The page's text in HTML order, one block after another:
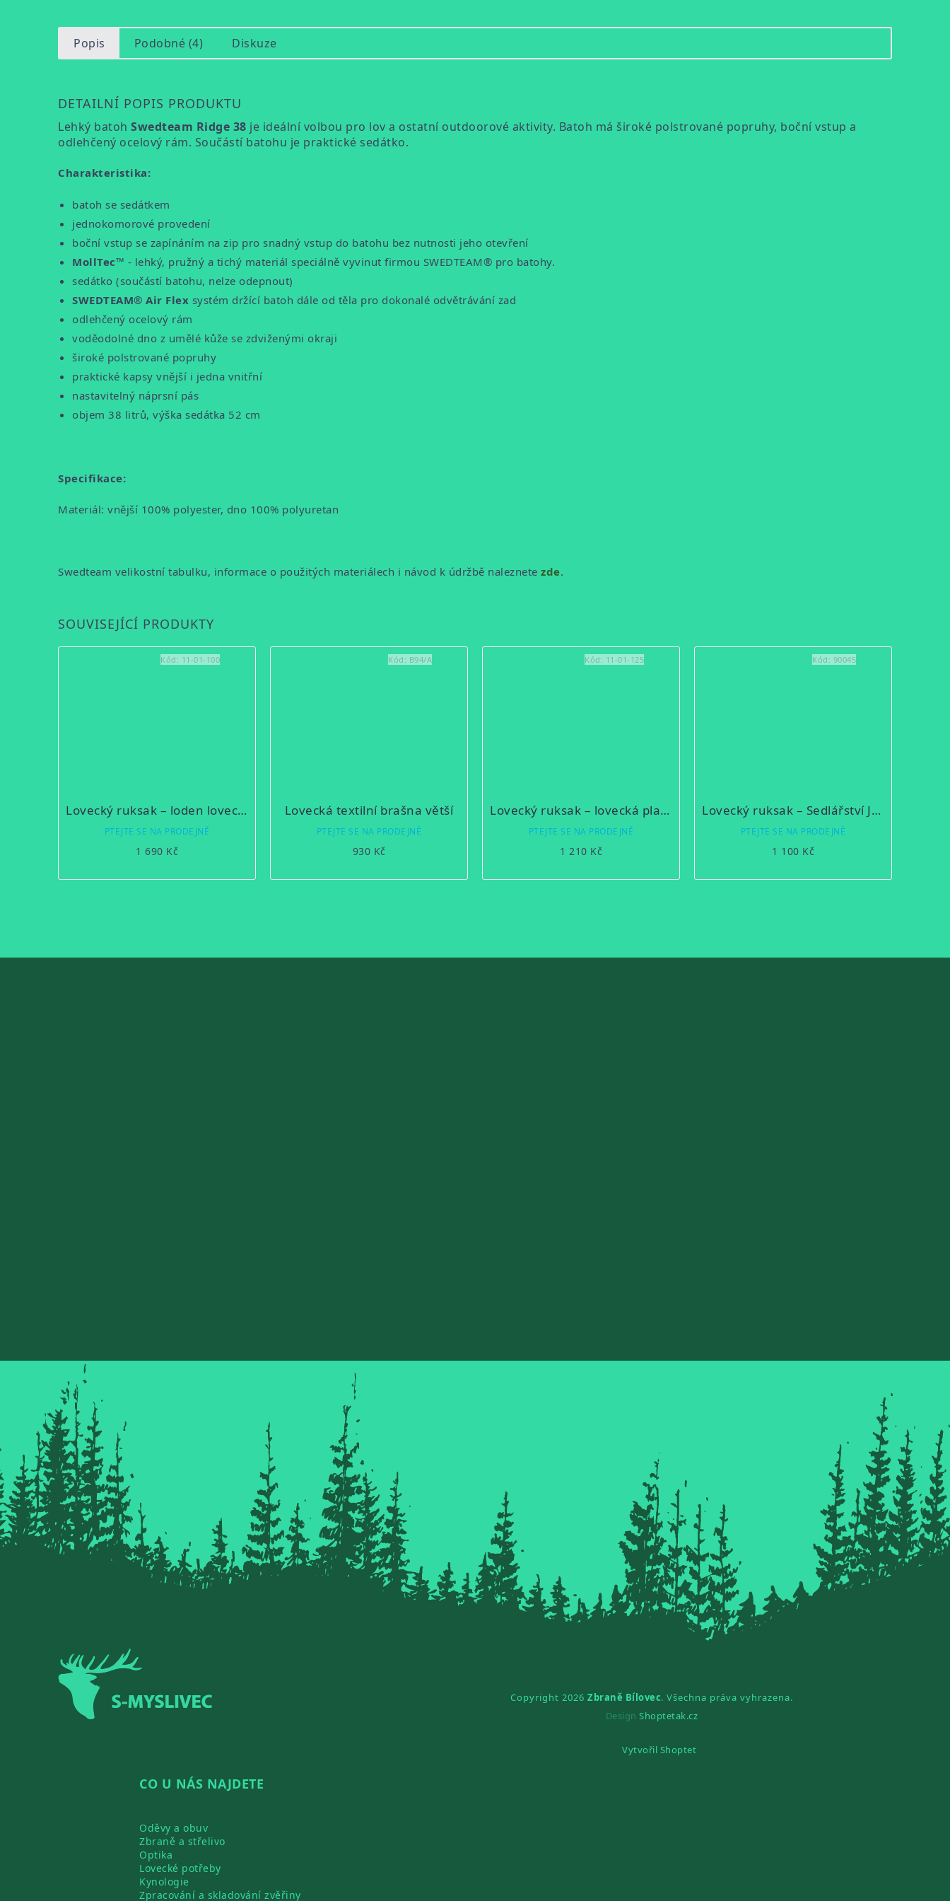
Popis Podobné (4) Diskuze
DETAILNÍ POPIS PRODUKTU
Lehký batoh Swedteam Ridge 38 je ideální volbou pro lov a ostatní outdoorové aktivity. Batoh má široké polstrované popruhy, boční vstup a
odlehčený ocelový rám. Součástí batohu je praktické sedátko.
Charakteristika:
batoh se sedátkem
jednokomorové provedení
boční vstup se zapínáním na zip pro snadný vstup do batohu bez nutnosti jeho otevření
MollTec™ - lehký, pružný a tichý materiál speciálně vyvinut firmou SWEDTEAM® pro batohy.
sedátko (součástí batohu, nelze odepnout)
SWEDTEAM® Air Flex systém držící batoh dále od těla pro dokonalé odvětrávání zad
odlehčený ocelový rám
voděodolné dno z umělé kůže se zdviženými okraji
široké polstrované popruhy
praktické kapsy vnější i jedna vnitřní
nastavitelný náprsní pás
objem 38 litrů, výška sedátka 52 cm
Specifikace:
Materiál: vnější 100% polyester, dno 100% polyuretan
Swedteam velikostní tabulku, informace o použitých materiálech i návod k údržbě naleznete zde.
SOUVISEJÍCÍ PRODUKTY
Lovecký ruksak – loden lovecká zeleň, 2 kapsy 6D
PTEJTE SE NA PRODEJNĚ
1 690 Kč
Kód: 11-01-100
Lovecká textilní brašna větší
PTEJTE SE NA PRODEJNĚ
930 Kč
Kód: B94/A
Lovecký ruksak – lovecká plachtovina 7B/2
PTEJTE SE NA PRODEJNĚ
1 210 Kč
Kód: 11-01-125
Lovecký ruksak – Sedlářství Jelínek maskáč "A"
PTEJTE SE NA PRODEJNĚ
1 100 Kč
Kód: 90045
CO U NÁS NAJDETE
Oděvy a obuv
Zbraně a střelivo
Optika
Lovecké potřeby
Kynologie
Zpracování a skladování zvěřiny
Copyright 2026 Zbraně Bílovec. Všechna práva vyhrazena.
DesignShoptetak.cz
Vytvořil Shoptet